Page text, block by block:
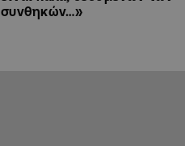
συνθηκών…»